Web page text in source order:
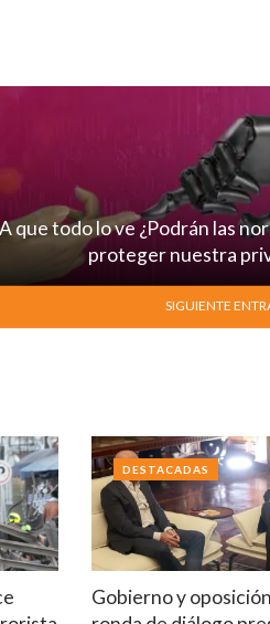
que todo lo ve ¿Podrán las
proteger nuestra
SIGUIENTE
Gobierno y
DESTACADAS